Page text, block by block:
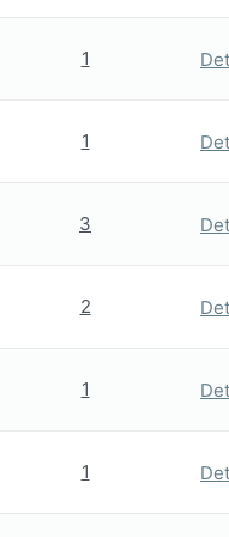
1
1
3
2
1
1